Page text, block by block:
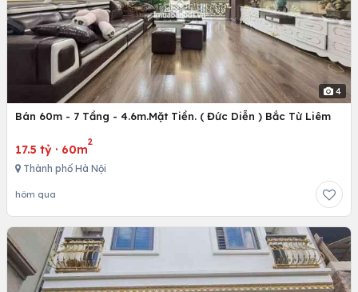
4
Bán 60m - 7 Tầng - 4.6m.Mặt Tiền. ( Đức Diễn ) Bắc Từ Liêm
17.5 tỷ · 60m
2
Thành phố Hà Nội
hôm qua